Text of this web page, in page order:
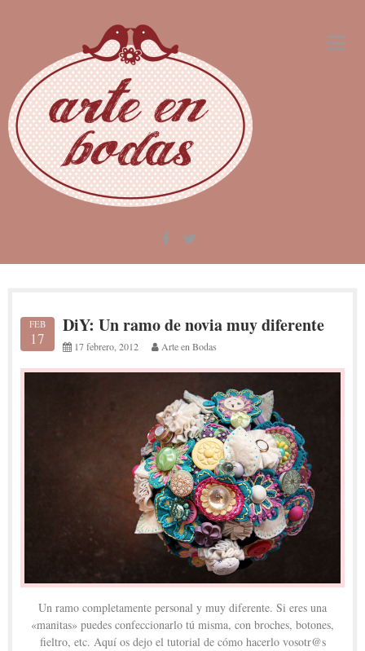
FEB
17
DiY: Un ramo de novia muy diferente
17 febrero, 2012 Arte en Bodas
Un ramo completamente personal y muy diferente. Si eres una
«manitas» puedes confeccionarlo tú misma, con broches, botones,
fieltro, etc. Aquí os dejo el tutorial de cómo hacerlo vosotr@s